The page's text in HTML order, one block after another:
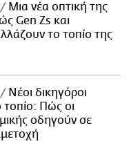
Μια νέα οπτική της
Gen Zs και
το τοπίο της
Νέοι δικηγόροι
Πώς οι
οδηγούν σε